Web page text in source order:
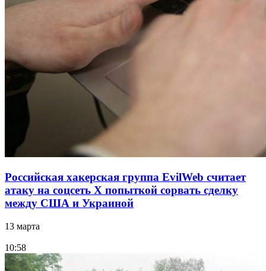
Российская хакерская группа EvilWeb считает
атаку на соцсеть Х попыткой сорвать сделку
между США и Украиной
13 марта
10:58